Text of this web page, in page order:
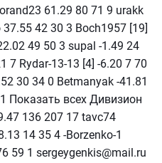
61.29 80 71 9 urakk
42 30 3 Boch1957 [19]
49 50 3 supal -1.49 24
7 Rydar-13-13 [4] -6.20 7 70
30 34 0 Betmanyak -41.81
Показать всех Дивизион
136 207 17 tavc74
14 35 4 -Borzenko-1
59 1 sergeygenkis@mail.ru